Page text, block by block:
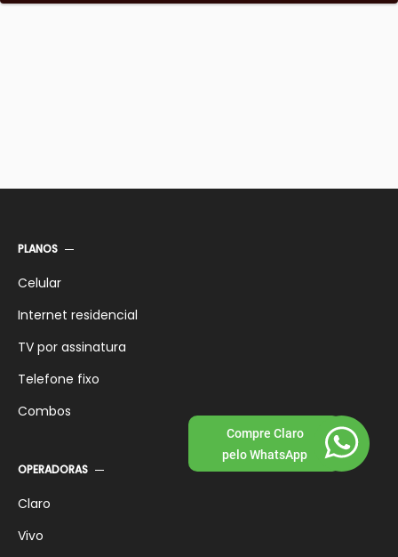
PLANOS
Celular
Internet residencial
TV por assinatura
Telefone fixo
Combos
OPERADORAS
Claro
Vivo
Compre Claro
pelo WhatsApp